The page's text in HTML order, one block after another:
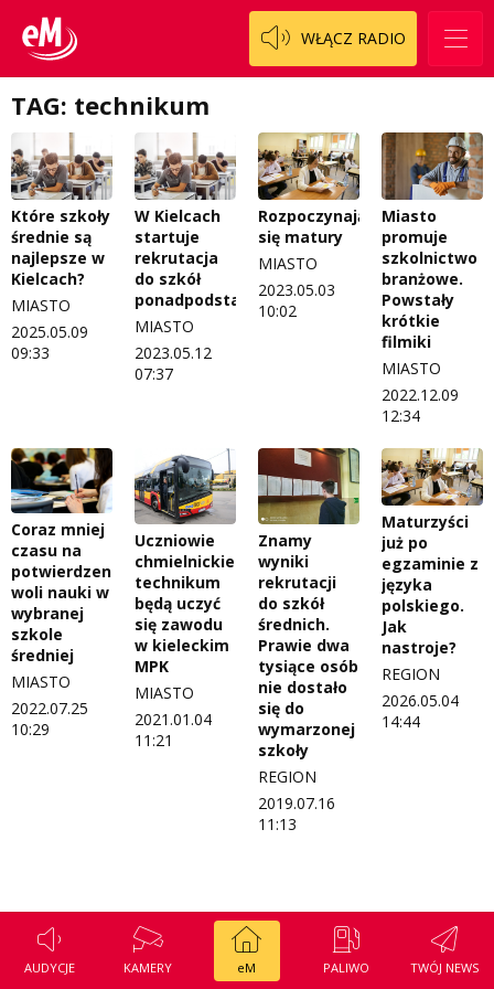
WŁĄCZ RADIO
Staszowski
Włoszczowski
Cały ten sport
Dzieciaki Cudaki
Fascynująca nauka
Historia na fali
Modna kultura
OdNowa
Pacjent, którego nie zapomnę
Pasjonaci
Piąta strona świata
Słowo Dnia
Tak wierzę
Weekend z blondynką
W starych Kielcach
Wszystko w temacie
Koncert życzeń
Kontakt
O nas
Regulamin programu Patron
Zespół
Logo do pobrania
Regulamin konkursów
Regulamin przesyłania materiałów
Regulamin darowizn
Regulamin konkursu Zwierzak naszej klasy
Polityka prywatności
ZNAJDZIESZ NAS TAKŻE NA
AUDYCJE KAMERY eM PALIWO TWÓJ NEWS
TAG: technikum
Które szkoły
średnie są
najlepsze w
Kielcach?
MIASTO
2025.05.09
09:33
W Kielcach
startuje
rekrutacja
do szkół
ponadpodstawowych
MIASTO
2023.05.12
07:37
Rozpoczynają
się matury
MIASTO
2023.05.03
10:02
Miasto
promuje
szkolnictwo
branżowe.
Powstały
krótkie
filmiki
MIASTO
2022.12.09
12:34
Coraz mniej
czasu na
potwierdzenie
woli nauki w
wybranej
szkole
średniej
MIASTO
2022.07.25
10:29
Uczniowie
chmielnickiego
technikum
będą uczyć
się zawodu
w kieleckim
MPK
MIASTO
2021.01.04
11:21
Znamy
wyniki
rekrutacji
do szkół
średnich.
Prawie dwa
tysiące osób
nie dostało
się do
wymarzonej
szkoły
REGION
2019.07.16
11:13
Maturzyści
już po
egzaminie z
języka
polskiego.
Jak
nastroje?
REGION
2026.05.04
14:44